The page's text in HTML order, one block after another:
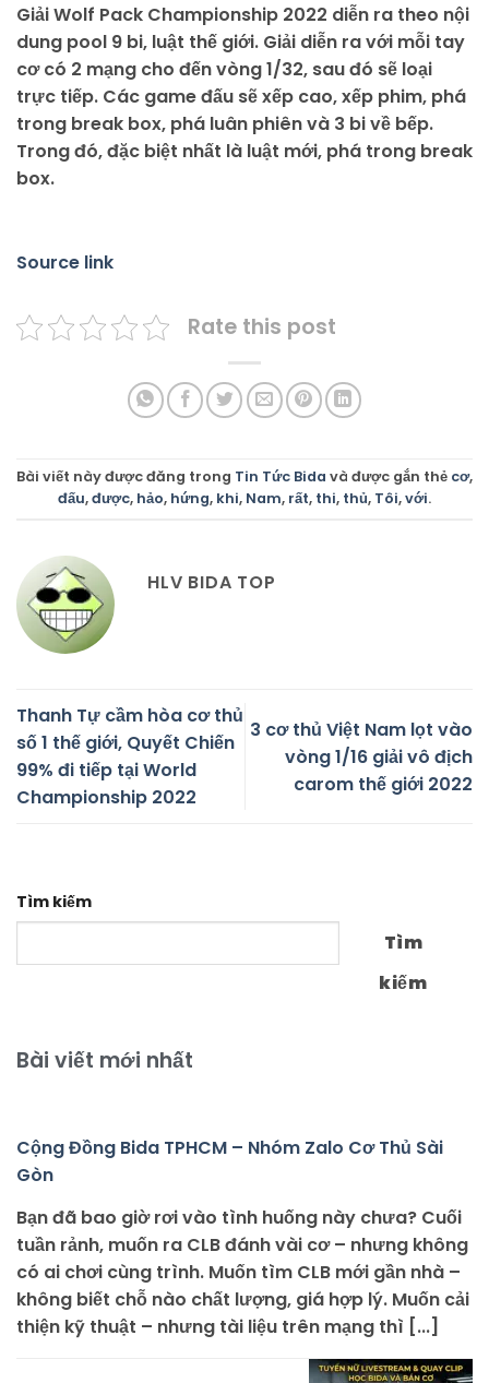
Giải Wolf Pack Championship 2022 diễn ra theo nội
dung pool 9 bi, luật thế giới. Giải diễn ra với mỗi tay
cơ có 2 mạng cho đến vòng 1/32, sau đó sẽ loại
trực tiếp. Các game đấu sẽ xếp cao, xếp phim, phá
trong break box, phá luân phiên và 3 bi về bếp.
Trong đó, đặc biệt nhất là luật mới, phá trong break
box.
Source link
Rate this post
Bài viết này được đăng trong Tin Tức Bida và được gắn thẻ cơ,
đấu,được, hảo, hứng, khi, Nam, rất, thi, thủ, Tôi,với.
HLV BIDA TOP
Thanh Tự cầm hòa cơ thủ
số 1 thế giới, Quyết Chiến
99% đi tiếp tại World
Championship 2022
3 cơ thủ Việt Nam lọt vào
vòng 1/16 giải vô địch
carom thế giới 2022
Tìm kiếm
Tìm
kiếm
Bài viết mới nhất
Cộng Đồng Bida TPHCM – Nhóm Zalo Cơ Thủ Sài
Gòn
Bạn đã bao giờ rơi vào tình huống này chưa? Cuối
tuần rảnh, muốn ra CLB đánh vài cơ – nhưng không
có ai chơi cùng trình. Muốn tìm CLB mới gần nhà –
không biết chỗ nào chất lượng, giá hợp lý. Muốn cải
thiện kỹ thuật – nhưng tài liệu trên mạng thì [...]